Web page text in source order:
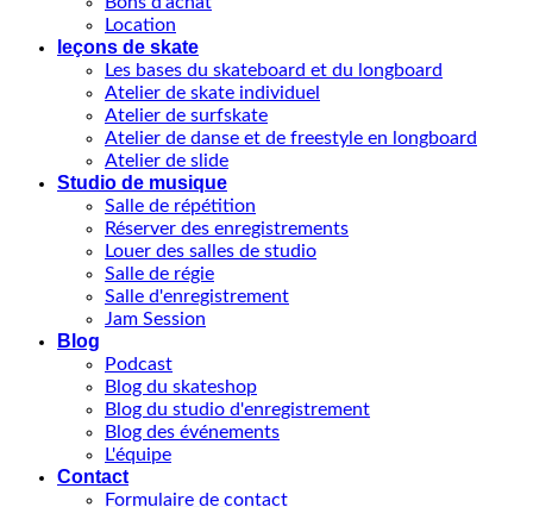
Location
leçons de skate
Les bases du skateboard et du longboard
Atelier de skate individuel
Atelier de surfskate
Atelier de danse et de freestyle en longboard
Atelier de slide
Studio de musique
Salle de répétition
Réserver des enregistrements
Louer des salles de studio
Salle de régie
Salle d'enregistrement
Jam Session
Blog
Podcast
Blog du skateshop
Blog du studio d'enregistrement
Blog des événements
L'équipe
Contact
Formulaire de contact